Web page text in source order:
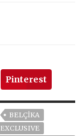
Pinterest
BELÇİKA
EXCLUSIVE